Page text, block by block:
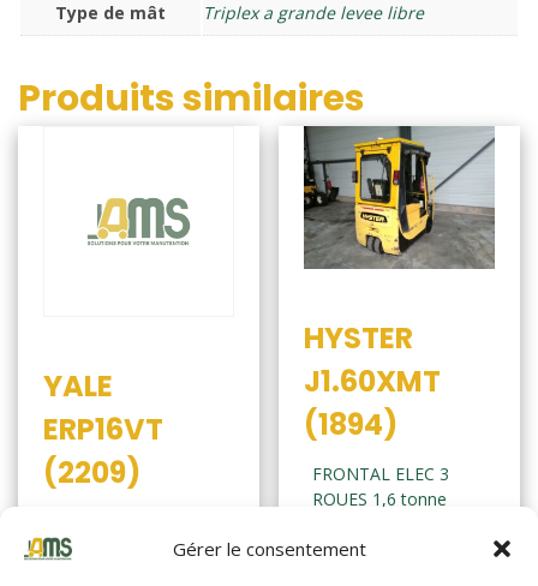
Gérer le consentement
Type de mât Triplex a grande levee libre
Produits similaires
YALE
ERP16VT
(2209)
ROUES 1,6 tonne
HYSTER
J1.60XMT
(1894)
FRONTAL ELEC 3
ROUES 1,6 tonne
Année de